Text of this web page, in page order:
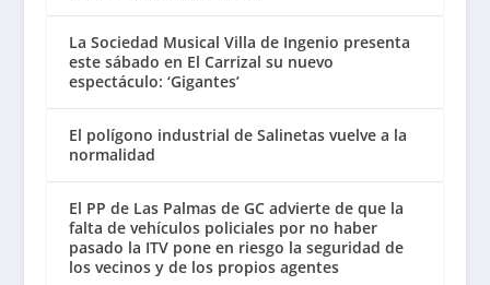
La Sociedad Musical Villa de Ingenio presenta
este sábado en El Carrizal su nuevo
espectáculo: ‘Gigantes’
El polígono industrial de Salinetas vuelve a la
normalidad
El PP de Las Palmas de GC advierte de que la
falta de vehículos policiales por no haber
pasado la ITV pone en riesgo la seguridad de
los vecinos y de los propios agentes